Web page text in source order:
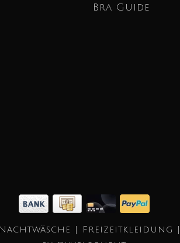
Bra Guide
| Freizeitkleidung